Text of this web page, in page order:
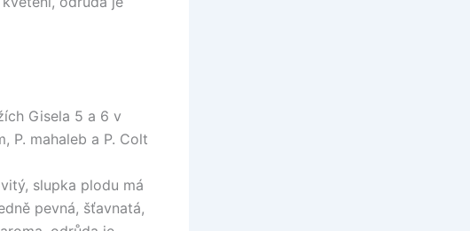
Gisela 5 a 6 v
P. mahaleb a P. Colt
slupka plodu má
pevná, šťavnatá,